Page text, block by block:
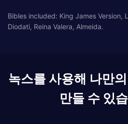
Bibles included: King James Version,
Diodati, Reina Valera, Almeida.
녹스를 사용해 나만
만들 수 있